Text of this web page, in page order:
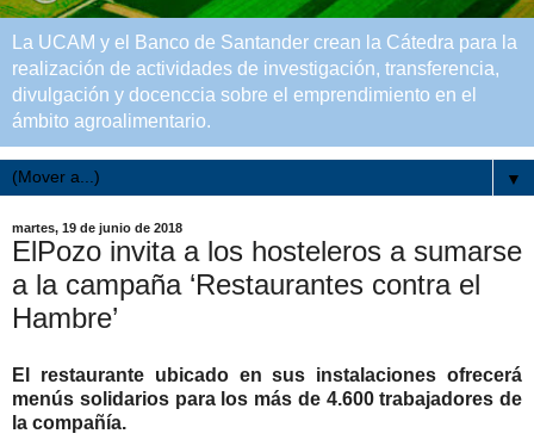
La UCAM y el Banco de Santander crean la Cátedra para la
realización de actividades de investigación, transferencia,
divulgación y docenccia sobre el emprendimiento en el
ámbito agroalimentario.
▼
martes, 19 de junio de 2018
ElPozo invita a los hosteleros a sumarse
a la campaña ‘Restaurantes contra el
Hambre’
El restaurante ubicado en sus instalaciones ofrecerá
menús solidarios para los más de 4.600 trabajadores de
la compañía.